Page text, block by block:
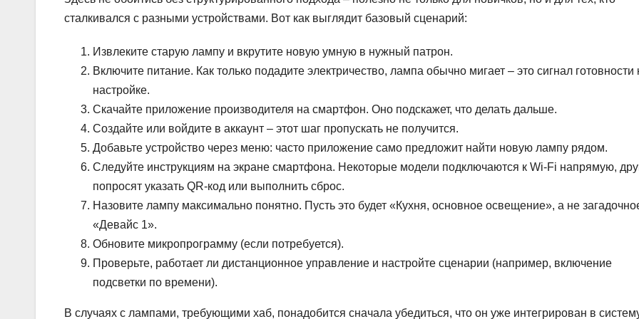
сталкивался с разными устройствами. Вот как выглядит базовый сценарий:
Извлеките старую лампу и вкрутите новую умную в нужный патрон.
Включите питание. Как только подадите электричество, лампа обычно мигает – это сигнал готовности
настройке.
Скачайте приложение производителя на смартфон. Оно подскажет, что делать дальше.
Создайте или войдите в аккаунт – этот шаг пропускать не получится.
Добавьте устройство через меню: часто приложение само предложит найти новую лампу рядом.
Следуйте инструкциям на экране смартфона. Некоторые модели подключаются к Wi-Fi напрямую,
попросят указать QR-код или выполнить сброс.
Назовите лампу максимально понятно. Пусть это будет «Кухня, основное освещение», а не
«Девайс 1».
Обновите микропрограмму (если потребуется).
Проверьте, работает ли дистанционное управление и настройте сценарии (например, включение
подсветки по времени).
В случаях с лампами, требующими хаб, понадобится сначала убедиться, что он уже интегрирован в